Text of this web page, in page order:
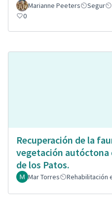
Marianne Peeters
Segur
0
Recuperación de la
vegetación autóctona
de los Patos.
Mar Torres Rehabilitación